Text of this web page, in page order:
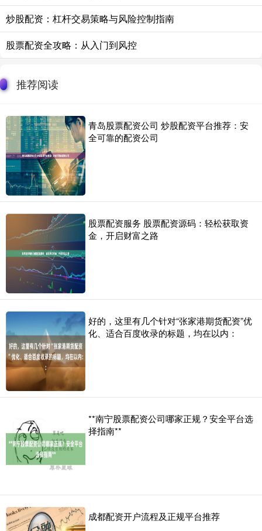
炒股配资：杠杆交易策略与风险控制指南
股票配资全攻略：从入门到风控
推荐阅读
青岛股票配资公司 炒股配资平台推荐：安
全可靠的配资公司
股票配资服务 股票配资源码：轻松获取资
金，开启财富之路
好的，这里有几个针对“张家港期货配资”优
化、适合百度收录的标题，均在以内：
**南宁股票配资公司哪家正规？安全平台选
择指南**
成都配资开户流程及正规平台推荐